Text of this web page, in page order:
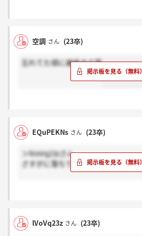
空調 さん (23卒)
忘れてた頃に連絡きて草
EQuPEKNs さん (23卒)
＞lVoVq23zさん
さすがに落ちてるから来ないですよ。
lVoVq23z さん (23卒)